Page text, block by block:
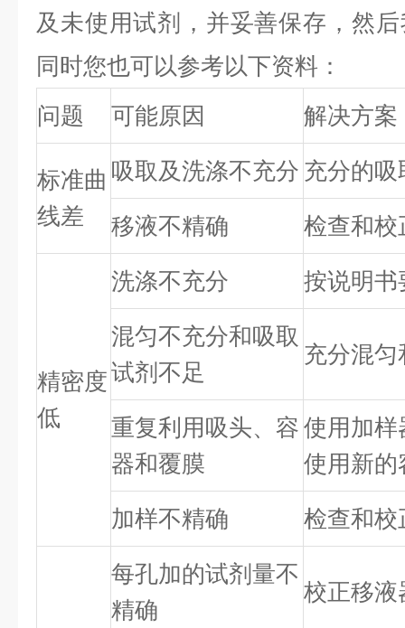
及未使用试剂，并妥善保存，然
同时您也可以参考以下资料：
问题
可能原因 解决方案
标准曲
线差
吸取及洗涤不充分 充分的
移液不精确 检查和校
精密度
低
洗涤不充分 按说明书
混匀不充分和吸取
试剂不足
充分混
重复利用吸头、容
器和覆膜
使用加样
使用新的
加样不精确 检查和校
每孔加的试剂量不
精确
校正移液